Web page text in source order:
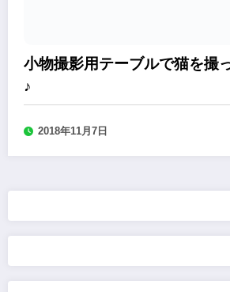
小物撮影用テーブルで猫を撮
♪
2018年11月7日